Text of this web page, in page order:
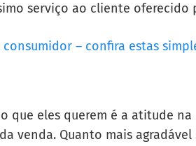
serviço ao cliente oferecido
– confira estas
que eles querem é a atitude na
venda. Quanto mais agradável